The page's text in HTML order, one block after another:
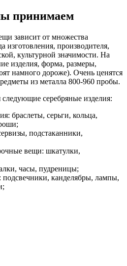
принимаем
зависит от множества
изготовления, производителя,
культурной значимости. На
изделия, форма, размеры,
намного дороже). Очень ценятся
из металла 800-960 пробы.
серебряные изделия:
браслеты, серьги, кольца,
подстаканники,
вещи: шкатулки,
часы, пудреницы;
подсвечники, канделябры, лампы,